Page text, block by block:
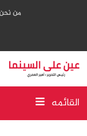
من
القائمه